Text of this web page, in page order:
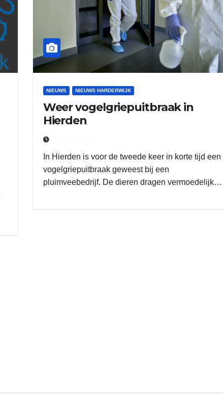
NIEUWS NIEUWS HARDERWIJK
Weer vogelgriepuitbraak in
Hierden
In Hierden is voor de tweede keer in korte tijd een
vogelgriepuitbraak geweest bij een
pluimveebedrijf. De dieren dragen vermoedelijk…